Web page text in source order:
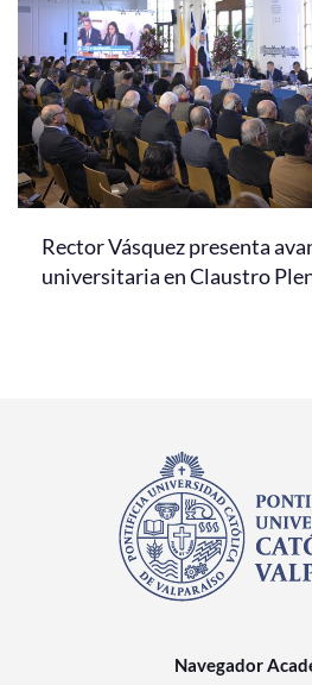
Rector Vásquez presenta
universitaria en Claustro
Navegador